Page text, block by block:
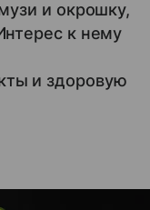
и окрошку,
к нему
и здоровую